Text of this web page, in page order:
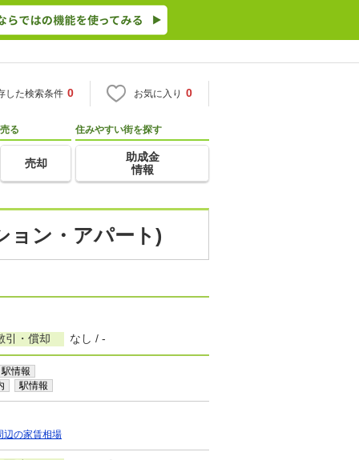
した検索条件 0 お気に入り 0
売る
売却
住みやすい街を探す
助成金
情報
ョン・アパート)
引・償却 なし / -
駅情報
駅情報
辺の家賃相場